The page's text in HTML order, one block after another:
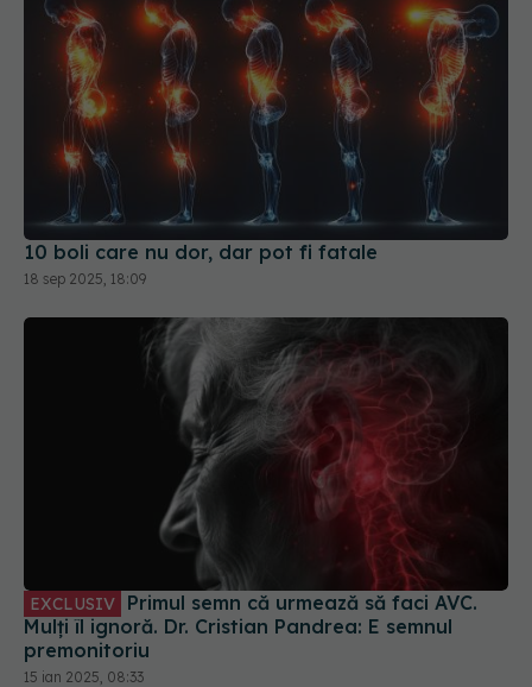
10 boli care nu dor, dar pot fi fatale
18 sep 2025, 18:09
EXCLUSIV
Mulți îl ignoră. Dr. Cristian Pandrea: E semnul
premonitoriu
15 ian 2025, 08:33